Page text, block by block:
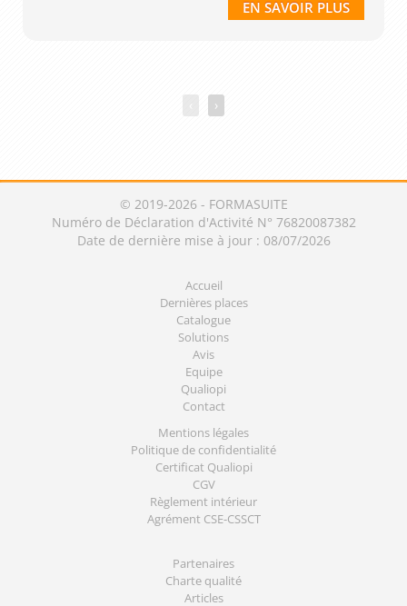
EN SAVOIR PLUS
›
© 2019-2026 - FORMASUITE
Numéro de Déclaration d'Activité N° 76820087382
Date de dernière mise à jour : 08/07/2026
Accueil
Dernières places
Catalogue
Solutions
Avis
Equipe
Qualiopi
Contact
Mentions légales
Politique de confidentialité
Certificat Qualiopi
CGV
Règlement intérieur
Agrément CSE-CSSCT
Partenaires
Charte qualité
Articles